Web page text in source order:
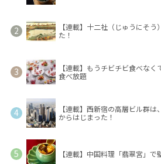
【連載】十二社（じゅうにそ
た！
【連載】もうチビチビ食べな
食べ放題
【連載】西新宿の高層ビル群
からはじまった！
【連載】中国料理「翡翠宮」で